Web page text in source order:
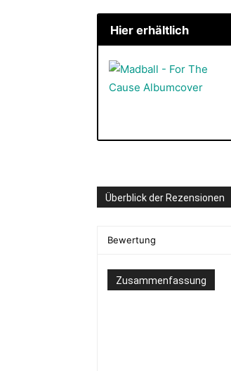
Hier erhältlich
Überblick der Rezensionen
Bewertung
Zusammenfassung